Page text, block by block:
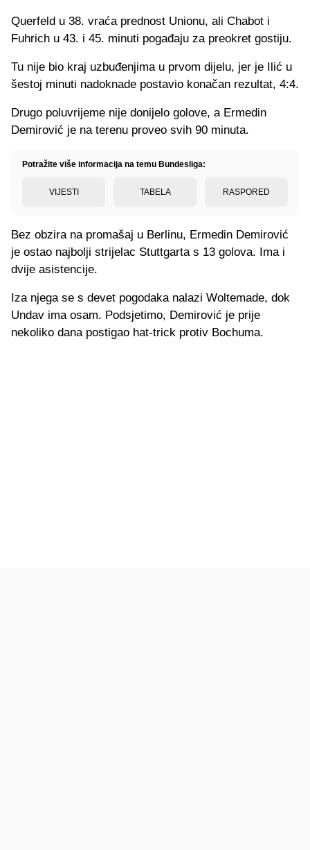
Querfeld u 38. vraća prednost Unionu, ali Chabot i
Fuhrich u 43. i 45. minuti pogađaju za preokret gostiju.
Tu nije bio kraj uzbuđenjima u prvom dijelu, jer je Ilić u
šestoj minuti nadoknade postavio konačan rezultat, 4:4.
Drugo poluvrijeme nije donijelo golove, a Ermedin
Demirović je na terenu proveo svih 90 minuta.
Potražite više informacija na temu Bundesliga:
VIJESTI TABELA RASPORED
Bez obzira na promašaj u Berlinu, Ermedin Demirović
je ostao najbolji strijelac Stuttgarta s 13 golova. Ima i
dvije asistencije.
Iza njega se s devet pogodaka nalazi Woltemade, dok
Undav ima osam. Podsjetimo, Demirović je prije
nekoliko dana postigao hat-trick protiv Bochuma.